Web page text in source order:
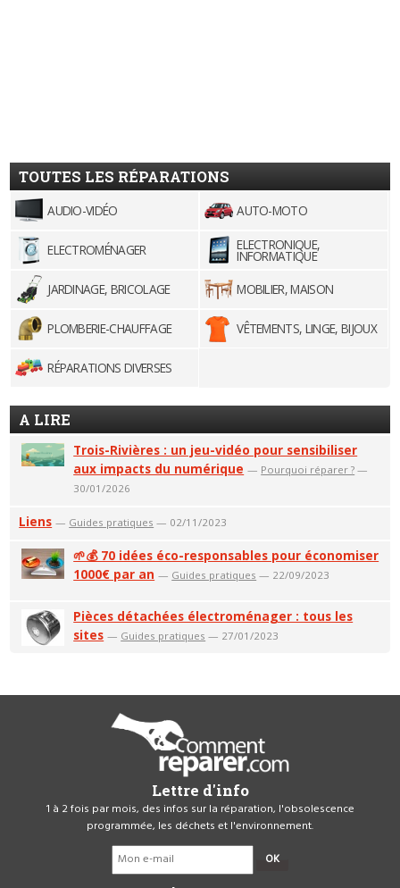
TOUTES LES RÉPARATIONS
AUDIO-VIDÉO AUTO-MOTO
ELECTROMÉNAGER ELECTRONIQUE,
INFORMATIQUE
JARDINAGE, BRICOLAGE
MOBILIER, MAISON
PLOMBERIE-CHAUFFAGE VÊTEMENTS, LINGE, BIJOUX
RÉPARATIONS DIVERSES
A LIRE
Trois-Rivières : un jeu-vidéo pour sensibiliser
aux impacts du numérique — Pourquoi réparer ? —
30/01/2026
Liens — Guides pratiques — 02/11/2023
🌱💰 70 idées éco-responsables pour économiser
1000€ par an — Guides pratiques — 22/09/2023
Pièces détachées électroménager : tous les
sites — Guides pratiques — 27/01/2023
Lettre d'info
1 à 2 fois par mois, des infos sur la réparation, l'obsolescence
programmée, les déchets et l'environnement.
OK